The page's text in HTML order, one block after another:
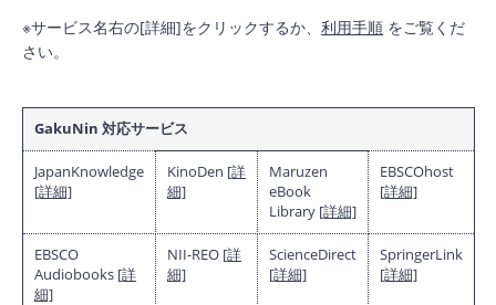
※サービス名右の[詳細]をクリックするか、 利用手順 をご覧くだ
さい。
GakuNin 対応サービス
JapanKnowledge
[詳細]
KinoDen [詳
細]
Maruzen
eBook
Library [詳細]
EBSCOhost
[詳細]
EBSCO
Audiobooks [詳
細]
NII-REO [詳
細]
ScienceDirect
[詳細]
SpringerLink
[詳細]